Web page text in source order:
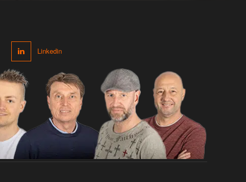
Linkedin